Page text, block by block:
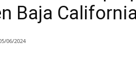
Baja
06/2024